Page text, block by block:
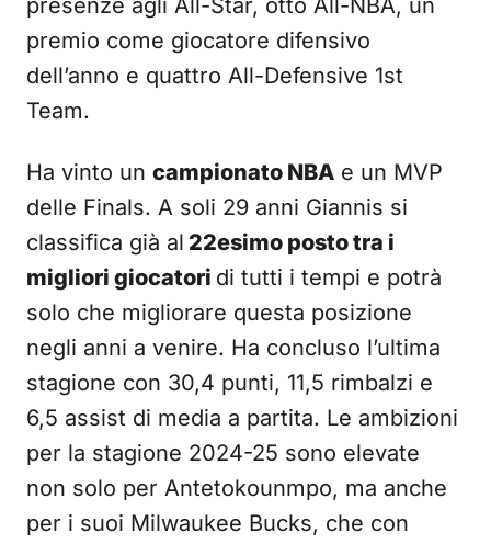
presenze agli All-Star, otto All-NBA, un
premio come giocatore difensivo
dell’anno e quattro All-Defensive 1st
Team.
Ha vinto un campionato NBA e un MVP
delle Finals. A soli 29 anni Giannis si
classifica già al 22esimo posto tra i
migliori giocatori di tutti i tempi e potrà
solo che migliorare questa posizione
negli anni a venire. Ha concluso l’ultima
stagione con 30,4 punti, 11,5 rimbalzi e
6,5 assist di media a partita. Le ambizioni
per la stagione 2024-25 sono elevate
non solo per Antetokounmpo, ma anche
per i suoi Milwaukee Bucks, che con